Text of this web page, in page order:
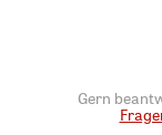
Gern